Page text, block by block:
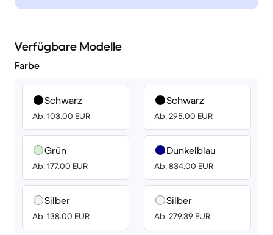
Verfügbare Modelle
Farbe
Schwarz
Ab: 103.00 EUR
Grün
Ab: 177.00 EUR
Silber
Ab: 138.00 EUR
Schwarz
Ab: 295.00 EUR
Dunkelblau
Ab: 834.00 EUR
Silber
Ab: 279.39 EUR